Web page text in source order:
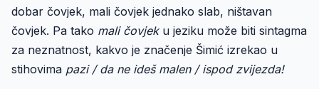
dobar čovjek, mali čovjek jednako slab, ništavan
čovjek. Pa tako mali čovjeku jeziku može biti sintagma
za neznatnost, kakvo je značenje Šimić izrekao u
stihovima pazi / da ne ideš malen / ispod zvijezda!